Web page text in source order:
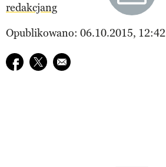
redakcjang
Opublikowano: 06.10.2015, 12:42
Udostępnij na facebook
Udostępnij na twitter
E-mail do przyjaciela